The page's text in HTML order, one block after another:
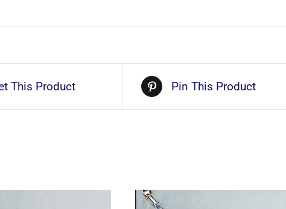
This Product Pin This Product